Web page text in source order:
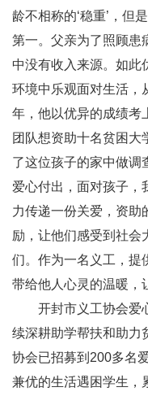
龄不相称的‘稳重’，但
第一。父亲为了照顾患
中没有收入来源。如此
环境中乐观面对生活，
年，他以优异的成绩考
团队想资助十名贫困大
了这位孩子的家中做调
爱心付出，面对孩子，
力传递一份关爱，资助
励，让他们感受到社会
们。作为一名义工，提
带给他人心灵的温暖，
开封市义工协会爱心
续深耕助学帮扶和助力
协会已招募到200多名
兼优的生活遇困学生，